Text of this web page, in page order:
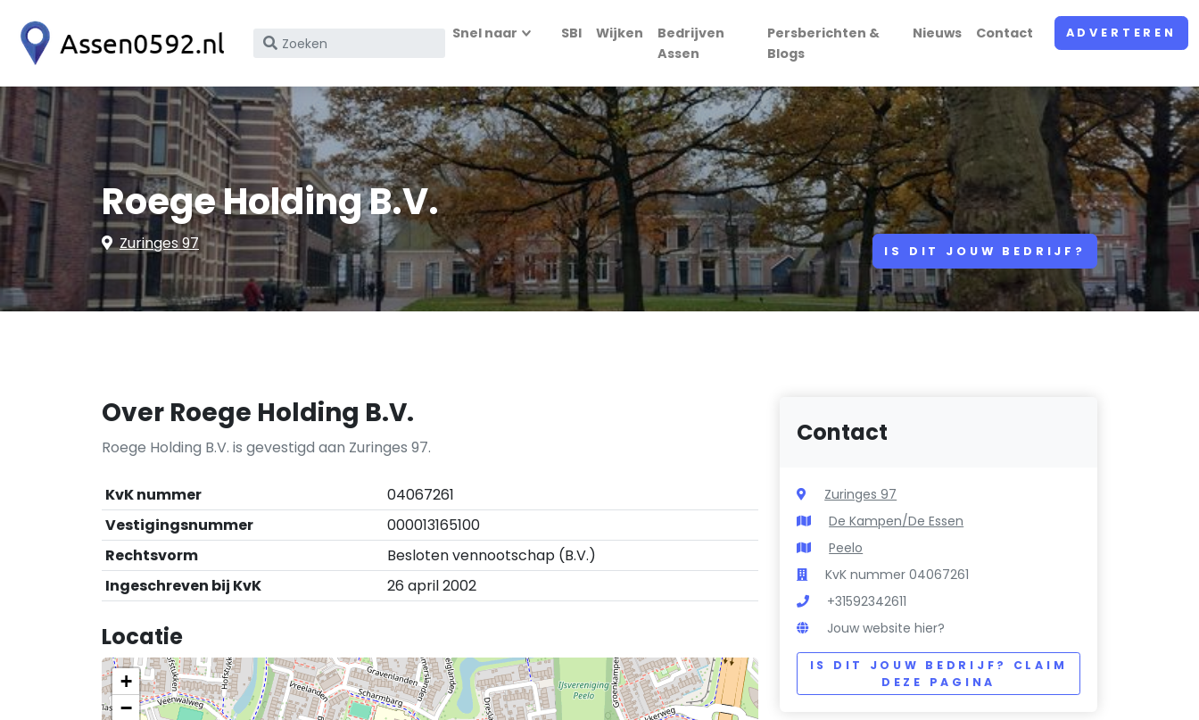
Zoek
bedrijfsnaam
of
KvK
nummer
Snel naar SBI Wijken
Bedrijven
Assen
Persberichten &
Blogs
Nieuws Contact ADVERTEREN
Roege Holding B.V.
Zuringes 97 IS DIT JOUW BEDRIJF?
Over Roege Holding B.V.
Roege Holding B.V. is gevestigd aan Zuringes 97.
KvK nummer
04067261
Vestigingsnummer
000013165100
Rechtsvorm
Besloten vennootschap (B.V.)
Ingeschreven bij KvK
26 april 2002
Locatie
+
−
Contact
Zuringes 97
De Kampen/De Essen
Peelo
KvK nummer 04067261
+31592342611
Jouw website hier?
IS DIT JOUW BEDRIJF? CLAIM
DEZE PAGINA